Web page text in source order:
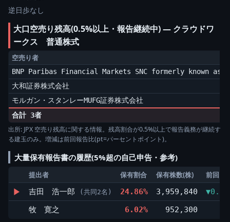
逆日歩なし
大口空売り残高(0.5%以上・報告継続中) ― クラウドワ
ークス 普通株式
空売り者
BNP Paribas Financial Markets SNC formerly known as
大和証券株式会社
モルガン・スタンレーMUFG証券株式会社
合計 3者
出所: JPX 空売り残高に関する情報。残高割合が0.5%以上で報告義務が継続す
る建玉のみ。増減は前回報告比(pt=パーセントポイント)。
大量保有報告書の履歴(5%超の自己申告・参考)
提出者 保有割合 保有株数(株) 前回比
▶ 吉田 浩一郎 (共同2名) 24.86% 3,959,840
牧 寛之
6.02%
952,300